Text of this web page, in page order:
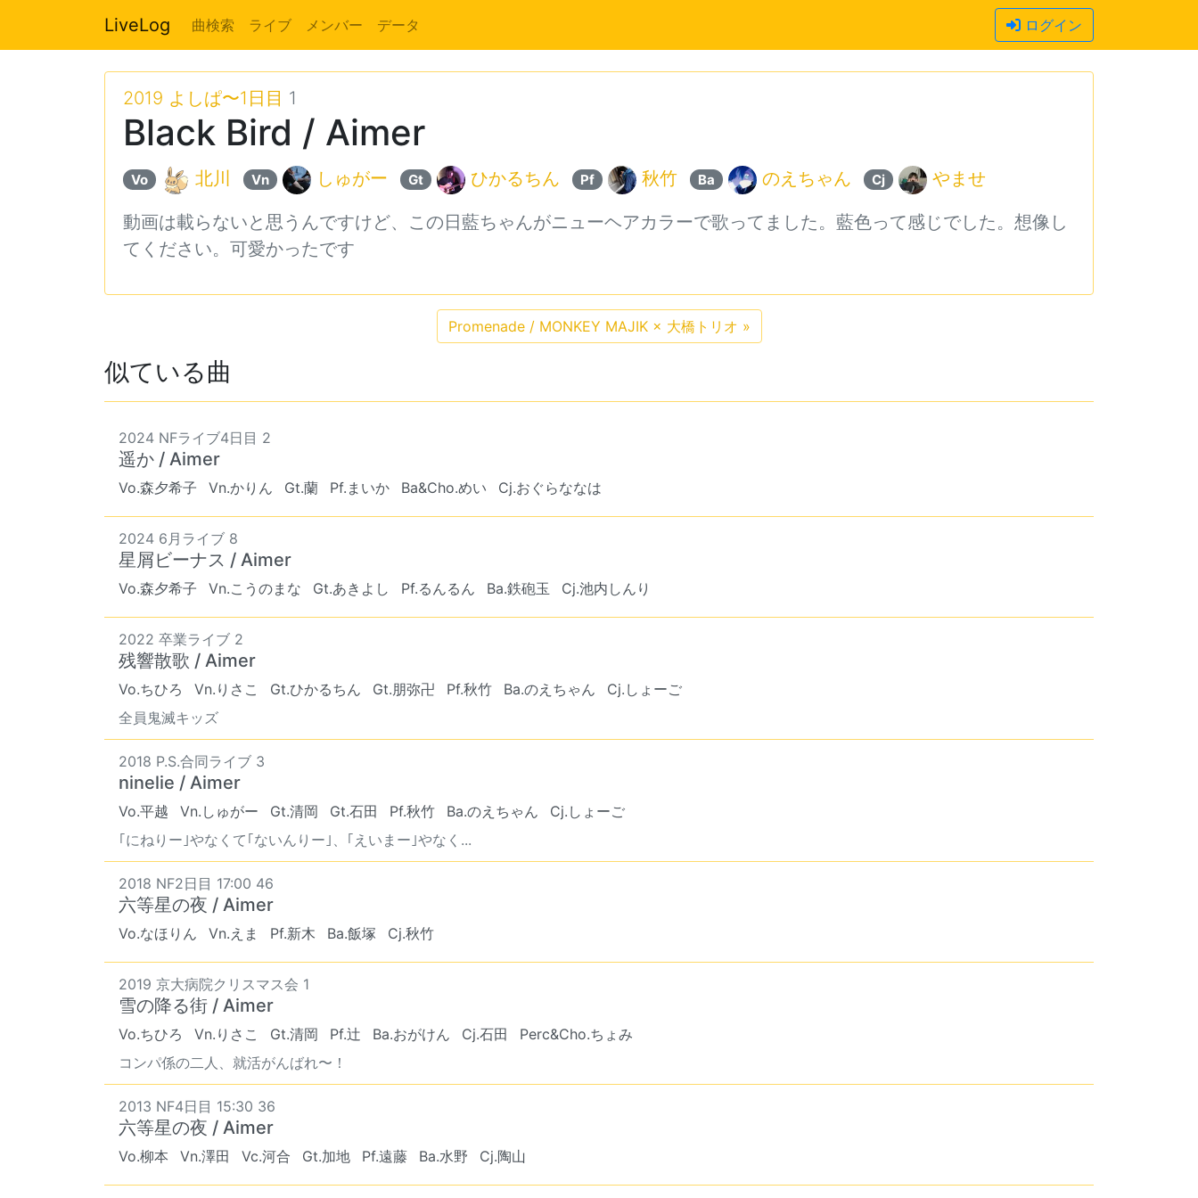
LiveLog 曲検索 ライブ メンバー データ ログイン
2019 よしぱ〜1日目 1
Black Bird / Aimer
Vo 北川 Vn しゅがー Gt ひかるちん Pf 秋竹 Ba のえちゃん Cj やませ
動画は載らないと思うんですけど、この日藍ちゃんがニューヘアカラーで歌ってました。藍色って感じでした。想像し
てください。可愛かったです
Promenade / MONKEY MAJIK × 大橋トリオ »
似ている曲
2024 NFライブ4日目 2
遥か / Aimer
Vo.森夕希子 Vn.かりん Gt.蘭 Pf.まいか Ba&Cho.めい Cj.おぐらななは
2024 6月ライブ 8
星屑ビーナス / Aimer
Vo.森夕希子 Vn.こうのまな Gt.あきよし Pf.るんるん Ba.鉄砲玉 Cj.池内しんり
2022 卒業ライブ 2
残響散歌 / Aimer
Vo.ちひろ Vn.りさこ Gt.ひかるちん Gt.朋弥卍 Pf.秋竹 Ba.のえちゃん
Cj.しょーご
全員鬼滅キッズ
2018 P.S.合同ライブ 3
ninelie / Aimer
Vo.平越 Vn.しゅがー Gt.清岡 Gt.石田 Pf.秋竹 Ba.のえちゃん
Cj.しょーご
｢にねりー｣やなくて｢ないんりー｣、｢えいまー｣やなく...
2018 NF2日目 17:00 46
六等星の夜 / Aimer
Vo.なほりん Vn.えま Pf.新木 Ba.飯塚 Cj.秋竹
2019 京大病院クリスマス会 1
雪の降る街 / Aimer
Vo.ちひろ Vn.りさこ Gt.清岡 Pf.辻 Ba.おがけん Cj.石田
Perc&Cho.ちょみ
コンパ係の二人、就活がんばれ〜！
2013 NF4日目 15:30 36
六等星の夜 / Aimer
Vo.柳本 Vn.澤田 Vc.河合 Gt.加地 Pf.遠藤 Ba.水野 Cj.陶山